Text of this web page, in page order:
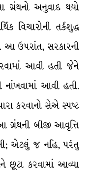
ગ્રંથનો અનુવાદ થયો
વિચારોની તર્કશુદ્ધ
ઉપરાંત, સરકારની
આવી હતી જેને
નાંખવામાં આવી હતી.
કરવાનો સેએ સ્પષ્ટ
ગ્રંથની બીજી આવૃત્તિ
એટલું જ નહિ, પરંતુ
છૂટા કરવામાં આવ્યા